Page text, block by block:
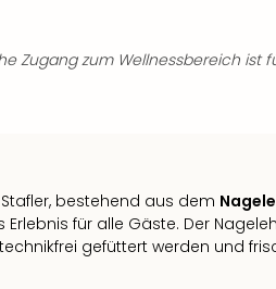
Zugang zum Wellnessbereich ist
bestehend aus dem
für alle Gäste. Der
gefüttert werden und